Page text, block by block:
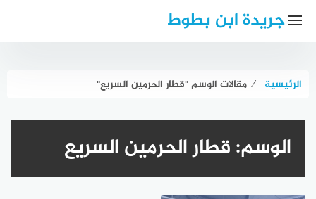
جريدة ابن بطوط
الرئيسية ⁄ مقالات الوسم "قطار الحرمين السريع"
الوسم:قطار الحرمين السريع